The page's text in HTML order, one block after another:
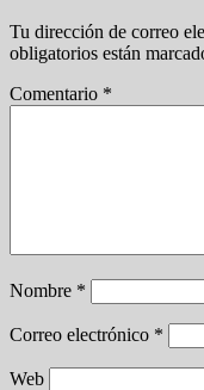
Tu dirección de correo
obligatorios están
Comentario *
Nombre *
Correo electrónico *
Web